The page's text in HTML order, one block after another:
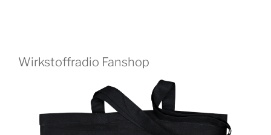
Wirkstoffradio Fanshop